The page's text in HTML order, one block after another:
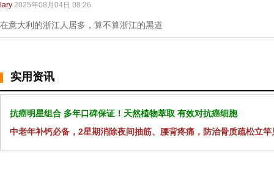
lary 2025年08月04日 08:26
在意大利的浙江人居多，算不算浙江的黑道
实用资讯
抗癌明星组合 多年口碑保证！天然植物萃取 有效对抗癌细胞
中老年补钙必备，2星期消除夜间抽筋、腰背疼痛，防治骨质疏松立竿